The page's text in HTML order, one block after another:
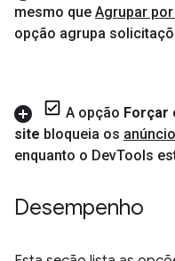
mesmo que Agrupar
opção agrupa
A opção Forçar
site bloqueia os
enquanto o DevTools
Desempenho